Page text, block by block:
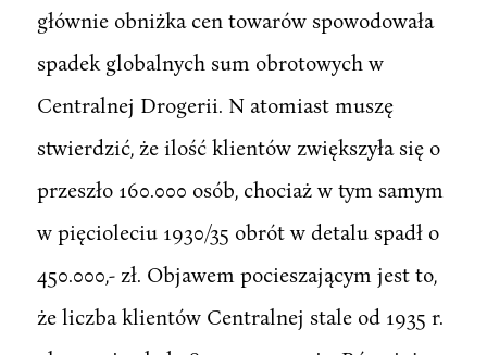
głównie obniżka cen towarów spowodowała
spadek globalnych sum obrotowych w
Centralnej Drogerii. N atomiast muszę
stwierdzić, że ilość klientów zwiększyła się o
przeszło 160.000 osób, chociaż w tym samym
w pięcioleciu 1930/35 obrót w detalu spadł o
450.000,- zł. Objawem pocieszającym jest to,
że liczba klientów Centralnej stale od 1935 r.